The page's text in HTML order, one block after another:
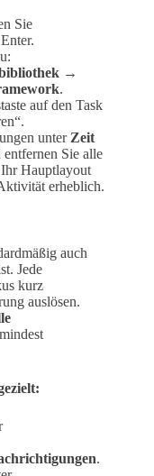
Sie
→
.
auf den Task
unter Zeit
entfernen Sie alle
Ihr Hauptlayout
erheblich.
auch
Jede
kurz
auslösen.
.